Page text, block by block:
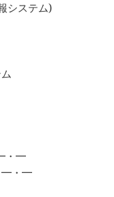
システム)
・━
━・━